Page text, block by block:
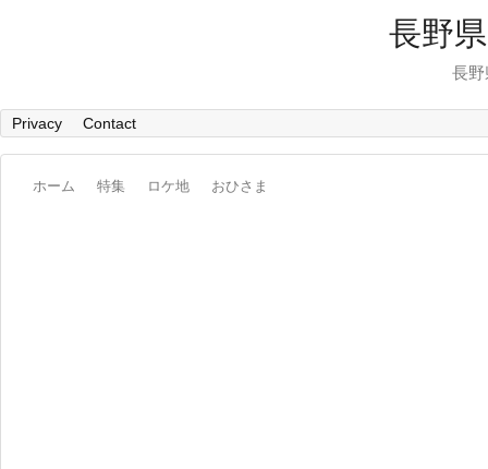
長野
長
Privacy Contact
ホーム 特集 ロケ地 おひさま